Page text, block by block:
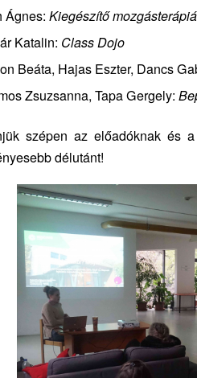
Ágnes:Kiegészítő
Katalin: Class Dojo
Beáta, Hajas Eszter, Dancs
Zsuzsanna, Tapa Gergely:
szépen az előadóknak és
délutánt!